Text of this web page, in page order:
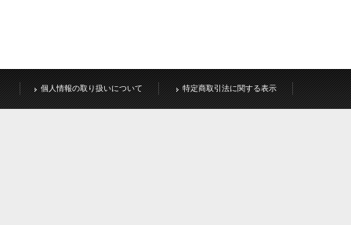
個人情報の取り扱いについて 特定商取引法に関する表示